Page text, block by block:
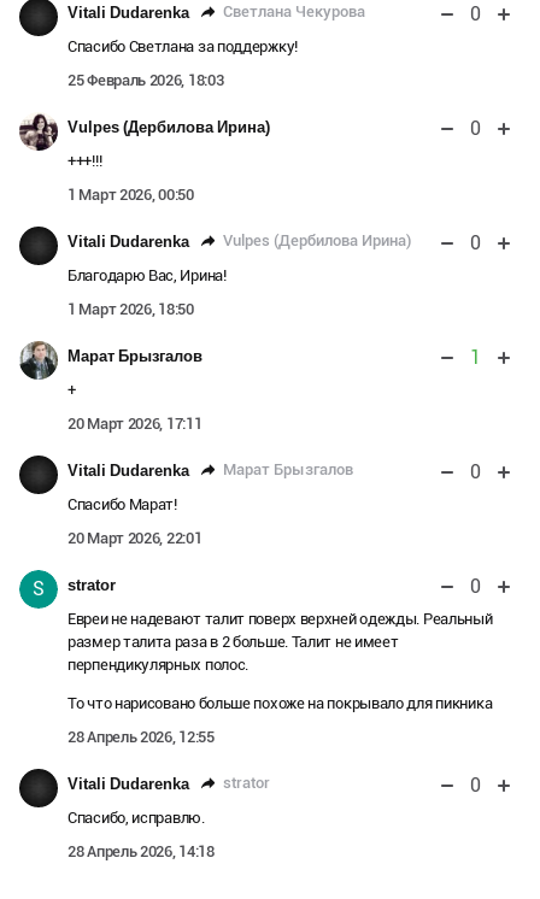
Vitali Dudarenka Светлана Чекурова 0
Спасибо Светлана за поддержку!
25 Февраль 2026, 18:03
Vulpes (Дербилова Ирина) 0
+++!!!
1 Март 2026, 00:50
Vitali Dudarenka Vulpes (Дербилова Ирина) 0
Благодарю Вас, Ирина!
1 Март 2026, 18:50
Марат Брызгалов 1
+
20 Март 2026, 17:11
Vitali Dudarenka Марат Брызгалов 0
Спасибо Марат!
20 Март 2026, 22:01
S strator 0
Евреи не надевают талит поверх верхней одежды. Реальный
размер талита раза в 2 больше. Талит не имеет
перпендикулярных полос.
То что нарисовано больше похоже на покрывало для пикника
28 Апрель 2026, 12:55
Vitali Dudarenka strator 0
Спасибо, исправлю.
28 Апрель 2026, 14:18